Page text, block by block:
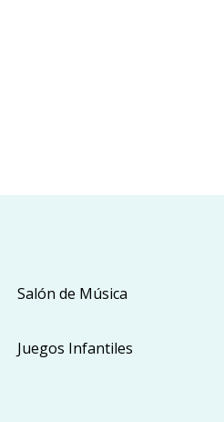
Salón de Música
Juegos Infantiles